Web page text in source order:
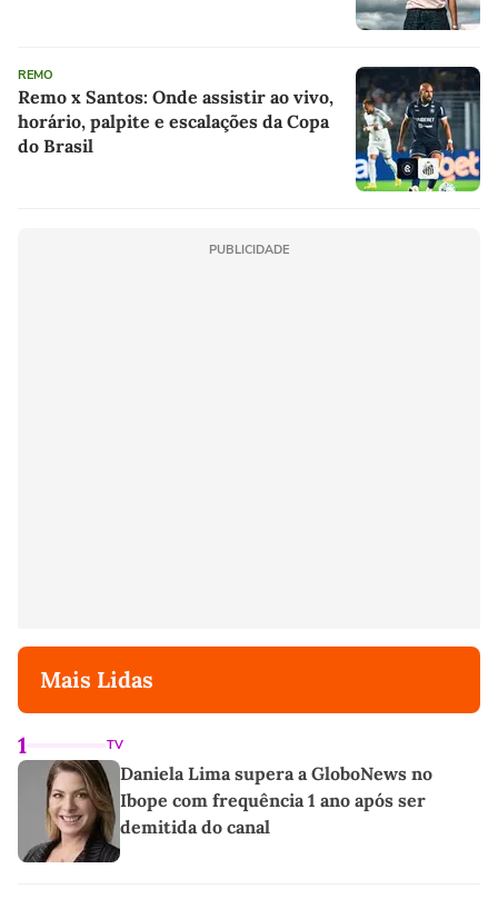
REMO
Remo x Santos: Onde assistir ao vivo,
horário, palpite e escalações da Copa
do Brasil
PUBLICIDADE
Mais Lidas
1 TV
Daniela Lima supera a GloboNews no
Ibope com frequência 1 ano após ser
demitida do canal